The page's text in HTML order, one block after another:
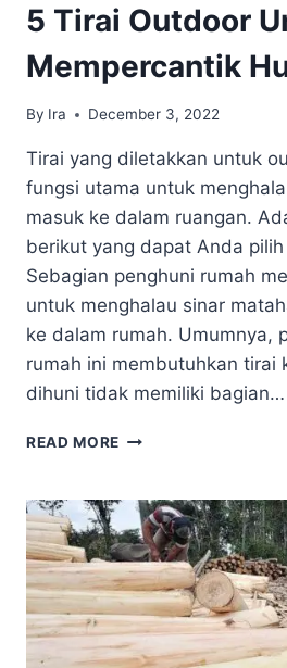
RAK
TERBUKA
ATAU
LEMARI
TERTUTUP?
5 Tirai Outdoor
Mempercantik
By Ira December 3, 2022
Tirai yang diletakkan untuk
fungsi utama untuk
masuk ke dalam ruangan.
berikut yang dapat Anda
Sebagian penghuni rumah
untuk menghalau sinar
ke dalam rumah. Umumnya,
rumah ini membutuhkan tirai
dihuni tidak memiliki bagian…
READ MORE
UNTUK
MEMPERCANTIK
HUNIAN